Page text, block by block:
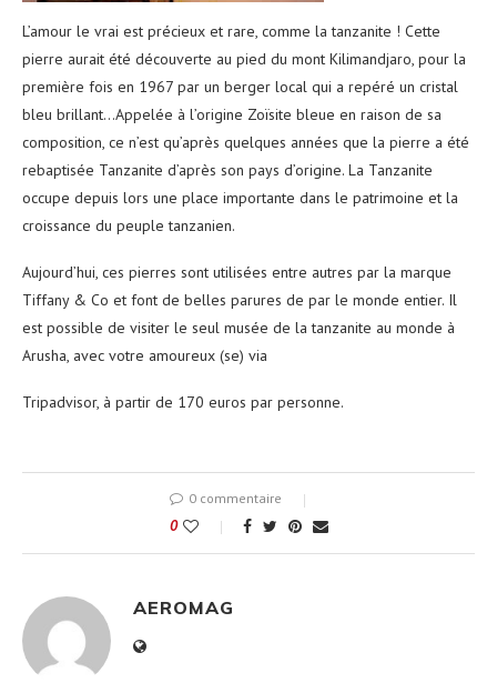
L’amour le vrai est précieux et rare, comme la tanzanite ! Cette
pierre aurait été découverte au pied du mont Kilimandjaro, pour la
première fois en 1967 par un berger local qui a repéré un cristal
bleu brillant…Appelée à l’origine Zoïsite bleue en raison de sa
composition, ce n’est qu’après quelques années que la pierre a été
rebaptisée Tanzanite d’après son pays d’origine. La Tanzanite
occupe depuis lors une place importante dans le patrimoine et la
croissance du peuple tanzanien.
Aujourd’hui, ces pierres sont utilisées entre autres par la marque
Tiffany & Co et font de belles parures de par le monde entier. Il
est possible de visiter le seul musée de la tanzanite au monde à
Arusha, avec votre amoureux (se) via
Tripadvisor, à partir de 170 euros par personne.
0 commentaire
0
AEROMAG